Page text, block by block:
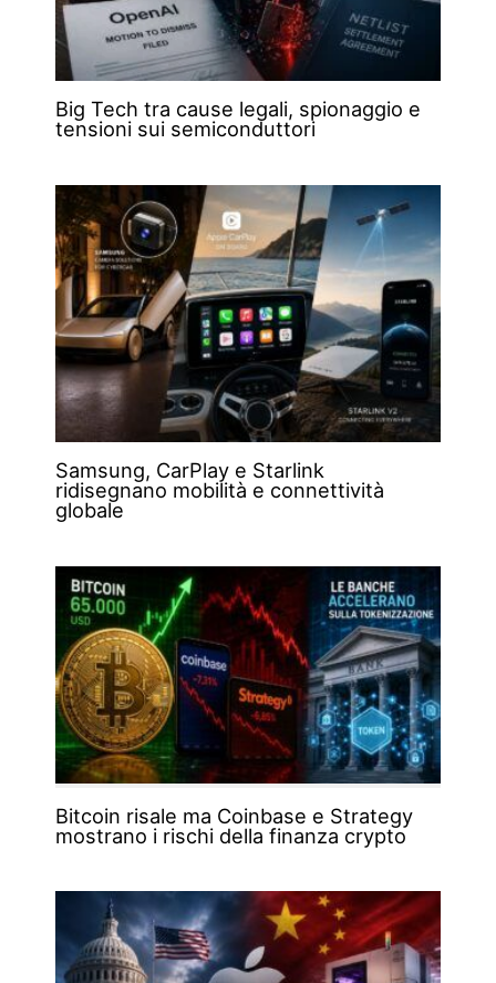
Big Tech tra cause legali, spionaggio e
tensioni sui semiconduttori
Samsung, CarPlay e Starlink
ridisegnano mobilità e connettività
globale
Bitcoin risale ma Coinbase e Strategy
mostrano i rischi della finanza crypto